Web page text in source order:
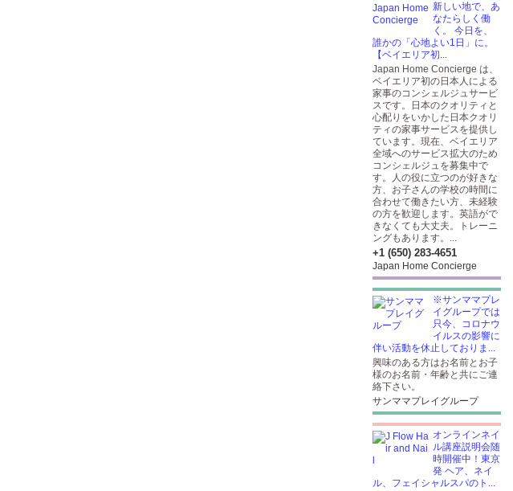
新しい地で、あ
なたらしく働
く。 今日を、
誰かの「心地よい1日」に。
【ベイエリア初...
Japan Home Concierge は、
ベイエリア初の日本人による
家事のコンシェルジュサービ
スです。日本のクオリティと
心配りをいかした日本クオリ
ティの家事サービスを提供し
ています。現在、ベイエリア
全域へのサービス拡大のため
コンシェルジュを募集中で
す。人の役に立つのが好きな
方、お子さんの学校の時間に
合わせて働きたい方、未経験
の方を歓迎します。英語がで
きなくても大丈夫。トレーニ
ングもあります。...
+1 (650) 283-4651
Japan Home Concierge
※サンママプレ
イグループでは
只今、コロナウ
イルスの影響に
伴い活動を休止しておりま...
興味のある方はお名前とお子
様のお名前・年齢と共にご連
絡下さい。
サンママプレイグループ
オンラインネイ
ル講座説明会随
時開催中！東京
発 ヘア、ネイ
ル、フェイシャルスパのト...